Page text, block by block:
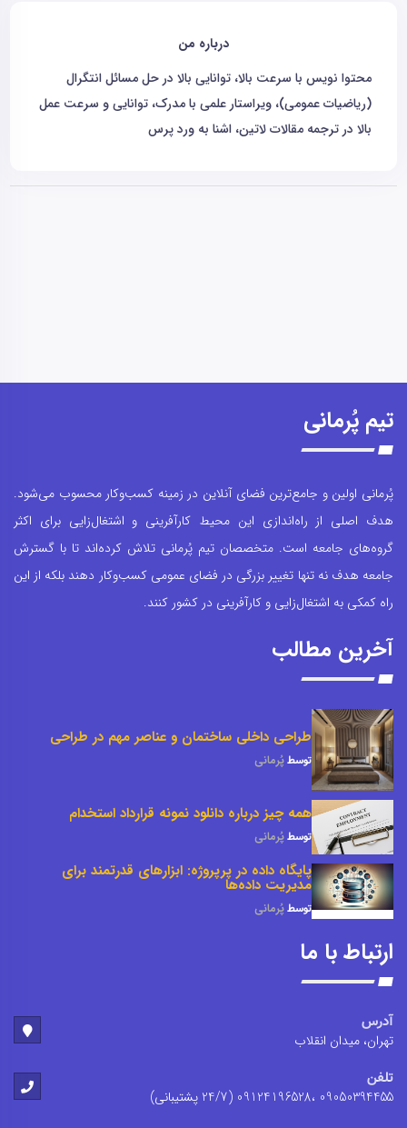
درباره من
محتوا نویس با سرعت بالا، توانایی بالا در حل مسائل انتگرال
(ریاضیات عمومی)، ویراستار علمی با مدرک، توانایی و سرعت عمل
بالا در ترجمه مقالات لاتین، اشنا به ورد پرس
تیم پُرمانی
پُرمانی اولین و جامع‌ترین فضای آنلاین در زمینه کسب‌وکار محسوب می‌شود.
هدف اصلی از راه‌اندازی این محیط کارآفرینی و اشتغال‌زایی برای اکثر
گروه‌های جامعه است. متخصصان تیم پُرمانی تلاش کرده‌اند تا با گسترش
جامعه هدف نه تنها تغییر بزرگی در فضای عمومی کسب‌وکار دهند بلکه از این
راه کمکی به اشتغال‌زایی و کارآفرینی در کشور کنند.
آخرین مطالب
طراحی داخلی ساختمان و عناصر مهم در طراحی
توسطپُرمانی
همه چیز درباره دانلود نمونه قرارداد استخدام
توسطپُرمانی
پایگاه داده در پرپروژه: ابزارهای قدرتمند برای
مدیریت داده‌ها
توسطپُرمانی
ارتباط با ما
آدرس
تهران، میدان انقلاب
تلفن
09050394455 ،09124196528 (24/7 پشتیبانی)